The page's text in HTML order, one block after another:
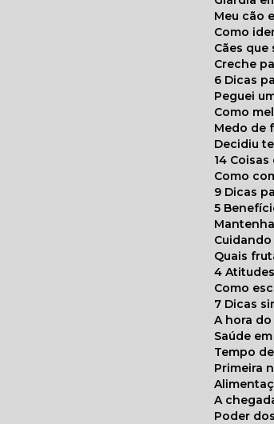
Meu
Como
Cães
Creche
6 Dicas
Peguei
Como
Medo
Decidiu
14
Como
9 Dicas
5
Quais
4
Como
7 Dicas
A hora
Saúde
Tempo
A
Poder